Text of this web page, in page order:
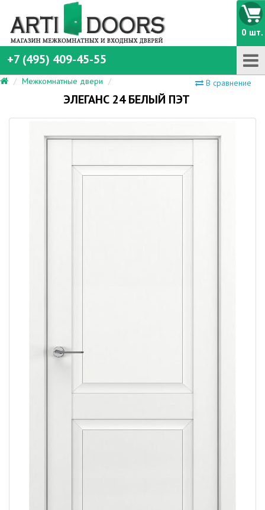
+7 (495) 409-45-55
0 шт.
В сравнение
Межкомнатные двери
ЭЛЕГАНС 24 БЕЛЫЙ ПЭТ